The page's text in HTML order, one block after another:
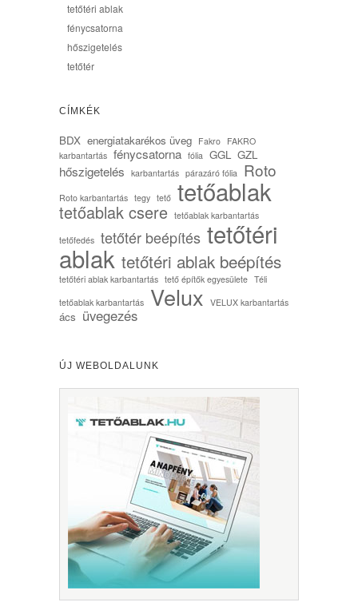
tetőtéri ablak
fénycsatorna
hőszigetelés
tetőtér
CÍMKÉK
BDX energiatakarékos üveg Fakro FAKRO
karbantartás fénycsatorna fólia GGL GZL
hőszigetelés karbantartás párazáró fólia Roto
Roto karbantartás tegy tető tetőablak
tetőablak csere tetőablak karbantartás
tetőfedés tetőtér beépítés tetőtéri
ablak tetőtéri ablak beépítés
tetőtéri ablak karbantartás tető építők egyesülete Téli
tetőablak karbantartás Velux VELUX karbantartás
ács üvegezés
ÚJ WEBOLDALUNK